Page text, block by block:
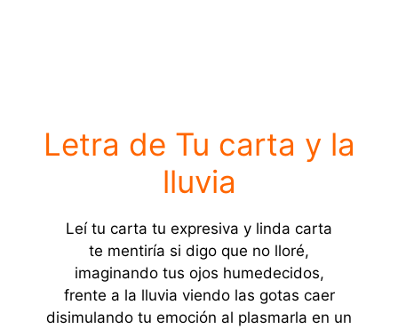
Letra de Tu carta y la
lluvia
Leí tu carta tu expresiva y linda carta
te mentiría si digo que no lloré,
imaginando tus ojos humedecidos,
frente a la lluvia viendo las gotas caer
disimulando tu emoción al plasmarla en un